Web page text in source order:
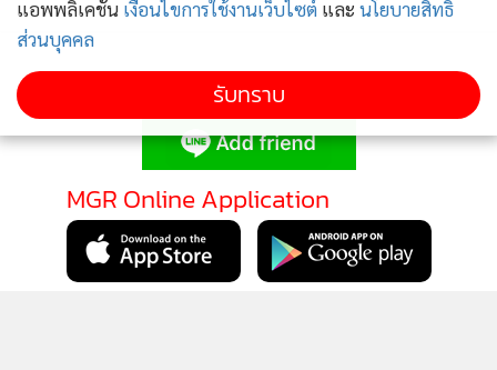
ติดตามข่าวสารผ่านทาง LINE
MGR Online Application
แอพพลิเคชั่น เงื่อนไขการใช้งานเว็บไซต์ และ นโยบายสิทธิ
ส่วนบุคคล
รับทราบ